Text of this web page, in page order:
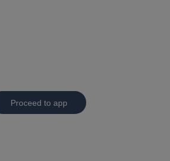
Proceed to app